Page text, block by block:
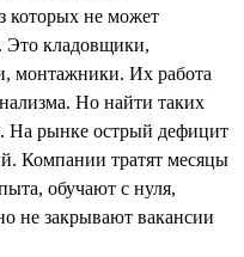
которых не может
Это кладовщики,
монтажники. Их работа
Но найти таких
На рынке острый дефицит
Компании тратят месяцы
обучают с нуля,
не закрывают вакансии